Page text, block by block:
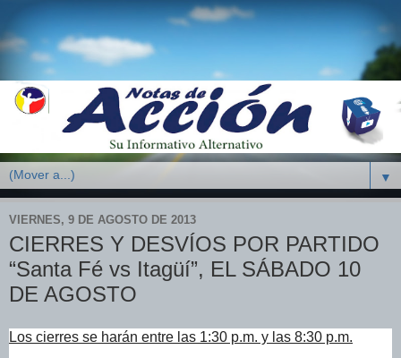
▼
VIERNES, 9 DE AGOSTO DE 2013
CIERRES Y DESVÍOS POR PARTIDO
“Santa Fé vs Itagüí”, EL SÁBADO 10
DE AGOSTO
Los cierres se harán entre las 1:30 p.m. y las 8:30 p.m.